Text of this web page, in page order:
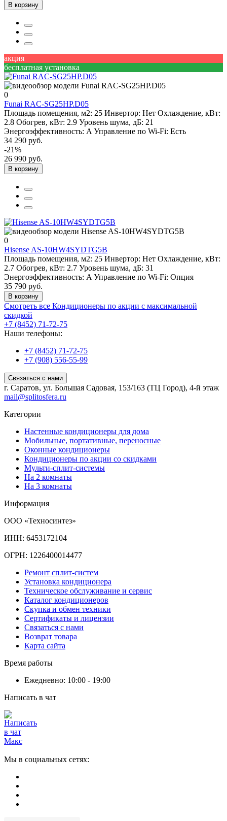
В корзину
акция
бесплатная установка
0
Funai RAC-SG25HP.D05
Площадь помещения, м2: 25 Инвертор: Нет Охлаждение, кВт:
2.8 Обогрев, кВт: 2.9 Уровень шума, дБ: 21
Энергоэффективность: A Управление по Wi-Fi: Есть
34 290 руб.
-21%
26 990 руб.
В корзину
0
Hisense AS-10HW4SYDTG5B
Площадь помещения, м2: 25 Инвертор: Нет Охлаждение, кВт:
2.7 Обогрев, кВт: 2.7 Уровень шума, дБ: 31
Энергоэффективность: A Управление по Wi-Fi: Опция
35 790 руб.
В корзину
Смотреть все Кондиционеры по акции с максимальной
скидкой
+7 (8452) 71-72-75
Наши телефоны:
+7 (8452) 71-72-75
+7 (908) 556-55-99
Связаться с нами
г. Саратов, ул. Большая Садовая, 153/163 (ТЦ Город), 4-й этаж
mail@splitosfera.ru
Категории
Настенные кондиционеры для дома
Мобильные, портативные, переносные
Оконные кондиционеры
Кондиционеры по акции со скидками
Мульти-сплит-системы
На 2 комнаты
На 3 комнаты
Информация
ООО «Техносинтез»
ИНН: 6453172104
ОГРН: 1226400014477
Ремонт сплит-систем
Установка кондиционера
Техническое обслуживание и сервис
Каталог кондиционеров
Скупка и обмен техники
Сертификаты и лицензии
Связаться с нами
Возврат товара
Карта сайта
Время работы
Ежедневно: 10:00 - 19:00
Написать в чат
Мы в социальных сетях: